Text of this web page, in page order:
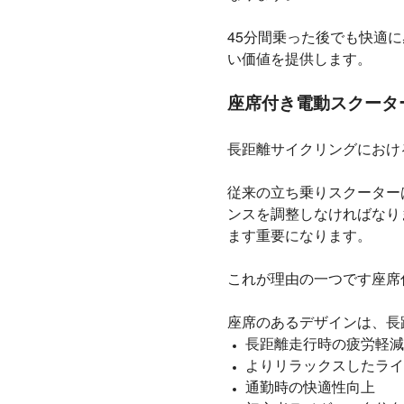
45分間乗った後でも快適
い価値を提供します。
座席付き電動スクー
長距離サイクリングにお
従来の立ち乗りスクータ
ンスを調整しなければな
ます重要になります。
これが理由の一つです座席
座席のあるデザインは、
長距離走行時の疲労軽減
よりリラックスしたラ
通勤時の快適性向上